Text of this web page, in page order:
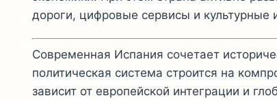
дороги, цифровые сервисы и культурные
Современная Испания сочетает
политическая система строится на
зависит от европейской интеграции и